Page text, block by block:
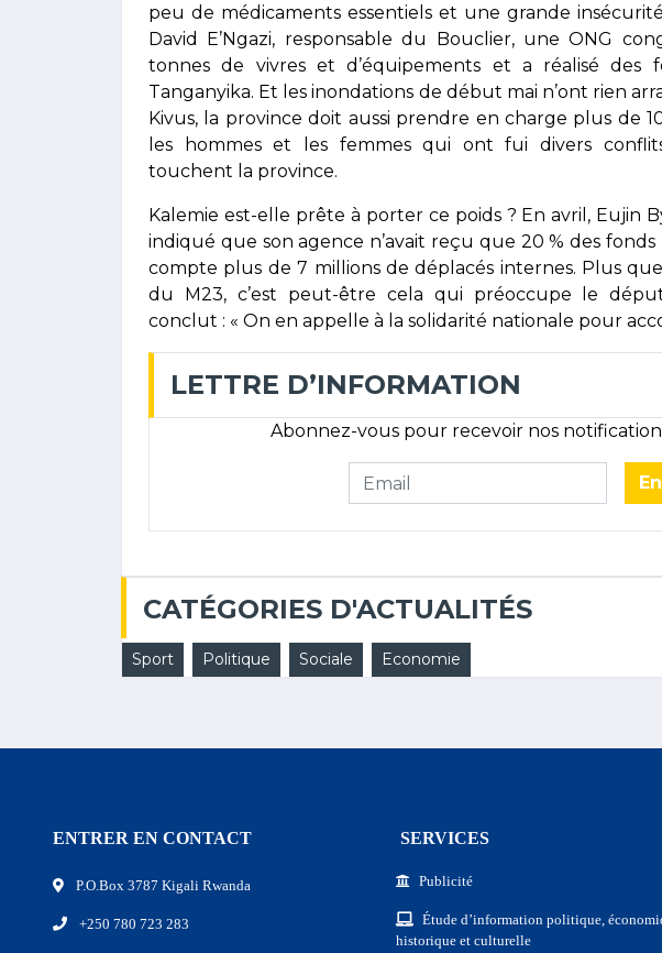
peu de médicaments essentiels et une grande
David E’Ngazi, responsable du Bouclier, une ONG
tonnes de vivres et d’équipements et a réalisé des
Tanganyika. Et les inondations de début mai n’ont rien
Kivus, la province doit aussi prendre en charge plus de
les hommes et les femmes qui ont fui divers
touchent la province.
Kalemie est-elle prête à porter ce poids ? En avril, Eujin
indiqué que son agence n’avait reçu que 20 % des fonds
compte plus de 7 millions de déplacés internes. Plus
du M23, c’est peut-être cela qui préoccupe le
conclut : « On en appelle à la solidarité nationale pour
LETTRE D’INFORMATION
Abonnez-vous pour recevoir nos
CATÉGORIES D'ACTUALITÉS
Sport Politique Sociale Economie
ENTRER EN CONTACT
P.O.Box 3787 Kigali Rwanda
+250 780 723 283
SERVICES
Publicité
Étude d’information politique,
historique et culturelle